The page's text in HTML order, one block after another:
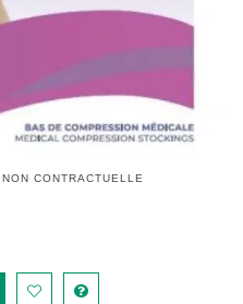
CONTRACTUELLE